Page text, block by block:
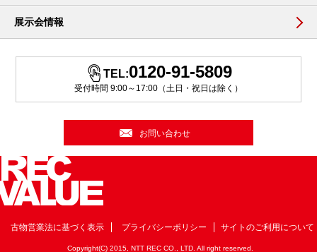
展示会情報
TEL:0120-91-5809
受付時間 9:00～17:00（土日・祝日は除く）
お問い合わせ
古物営業法に基づく表示 プライバシーポリシー サイトのご利用について
Copyright(C) 2015, NTT REC CO., LTD. All right reserved.